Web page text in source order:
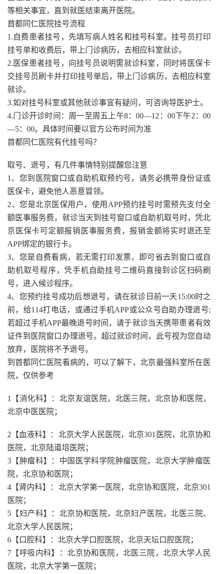
等相关事宜，直到就医结束离开医院。
首都同仁医院挂号流程
1.自费患者挂号，先填写病人姓名和挂号科室。挂号员打印
挂号单和收费后，带上门诊病历，去相应科室就诊。
2.医保患者挂号，向挂号员说明需就诊科室，同时将医保卡
交挂号员刷卡并打印挂号单后，带上门诊病历，去相应科室
就诊。
3.如对挂号科室或其他就诊事宜有疑问，可咨询导医护士。
4.门诊开诊时间：周一至周五上午8：00—12：00下午2：00
—5：00。具体时间要以官方公布时间为准
首都同仁医院有代挂号吗？
取号、退号，有几件事情特别提醒您注意
1、您到医院窗口或自助机取预约号，请务必携带身份证或
医保卡，避免他人恶意冒领。
2、您是北京医保用户，使用APP预约挂号时需预先支付全
额医事服务费，就诊当天到挂号窗口或自助机取号时，凭北
京医保卡可定额报销医事服务费，报销金额将实时退还至
APP绑定的银行卡。
3、您是自费看病，若无需打印发票，即可省去到窗口或自
助机取号程序，凭手机自助挂号二维码直接到诊区扫码刷
号，进入候诊程序。
4、您预约挂号成功后想退号，请在就诊日前一天15:00时之
前，给114打电话，或通过手机APP或公众号自助办理退号;
若超过手机APP最晚退号时间，请于就诊当天携带患者有效
证件到医院窗口办理退号。超过就诊时间，此号视为您自动
放弃，医院将不予退号。
到首都同仁医院看病的，可以了解下，北京最强科室所在医
院，仅供参考
1【消化科】：北京友谊医院，北医三院，北京协和医院，
北京中医医院；
2【血液科】：北京大学人民医院，北京301医院，北京协和
医院，北京陆道培医院；
3【肿瘤科】：中国医学科学院肿瘤医院，北京大学肿瘤医
院，北京协和医院；
4【肾内科】：北京大学第一医院，北京协和医院，北京301
医院；
5【妇产科】：北京协和医院，北京妇产医院，北医三院、
北京大学人民医院；
6【口腔科】：北京大学口腔医院，北京天坛口腔医院；
7【呼吸内科】：北京协和医院，北医三院，北京大学人民
医院，北京大学第一医院；